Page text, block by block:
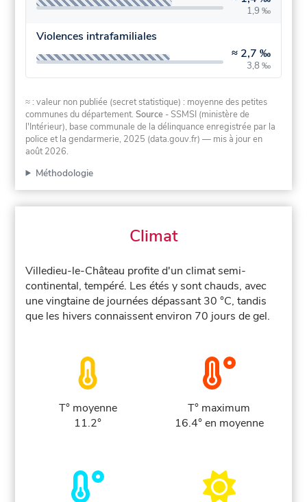
1,9 ‰
Violences intrafamiliales
≈ 2,7 ‰
3,8 ‰
≈ : valeur non publiée (secret statistique) : moyenne des petites
communes du département.Source - SSMSI (ministère de
l'Intérieur), base communale de la délinquance enregistrée par la
police et la gendarmerie, 2025 (data.gouv.fr) — mis à jour en
août 2026.
Méthodologie
Climat
Villedieu-le-Château profite d'un climat semi-
continental, tempéré. Les étés y sont chauds, avec
une vingtaine de journées dépassant 30 °C, tandis
que les hivers connaissent environ 70 jours de gel.
T° moyenne
11.2°
T° maximum
16.4° en moyenne